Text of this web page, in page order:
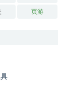
页游